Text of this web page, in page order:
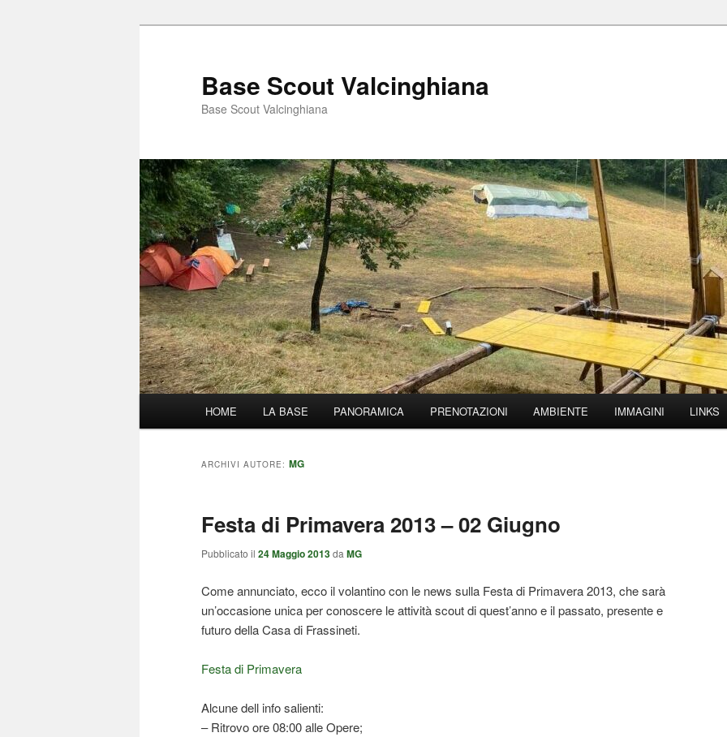
Base Scout Valcinghiana
Base Scout Valcinghiana
HOME LA BASE PANORAMICA PRENOTAZIONI AMBIENTE IMMAGINI LINKS
ARCHIVI AUTORE: MG
Festa di Primavera 2013 – 02 Giugno
Pubblicato il 24 Maggio 2013da MG
Come annunciato, ecco il volantino con le news sulla Festa di Primavera 2013, che sarà
un’occasione unica per conoscere le attività scout di quest’anno e il passato, presente e
futuro della Casa di Frassineti.
Festa di Primavera
Alcune dell info salienti:
– Ritrovo ore 08:00 alle Opere;